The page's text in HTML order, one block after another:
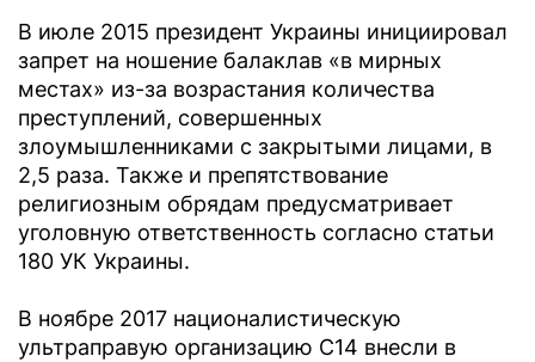
В июле 2015 президент Украины инициировал
запрет на ношение балаклав «в мирных
местах» из-за возрастания количества
преступлений, совершенных
злоумышленниками с закрытыми лицами, в
2,5 раза. Также и препятствование
религиозным обрядам предусматривает
уголовную ответственность согласно статьи
180 УК Украины.
В ноябре 2017 националистическую
ультраправую организацию С14 внесли в